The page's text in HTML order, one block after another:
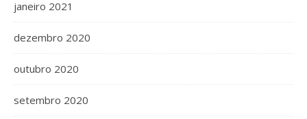
janeiro 2021
dezembro 2020
outubro 2020
setembro 2020